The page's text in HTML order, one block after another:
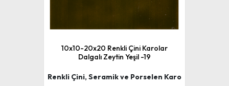
10x10-20x20 Renkli Çini Karolar
Dalgalı Zeytin Yeşil -19
Renkli Çini, Seramik ve Porselen Karo